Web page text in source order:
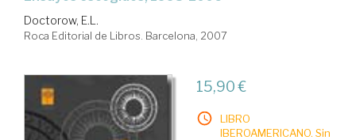
Doctorow, E.L.
Roca Editorial de Libros. Barcelona, 2007
15,90 €
LIBRO
IBEROAMERICANO. Sin